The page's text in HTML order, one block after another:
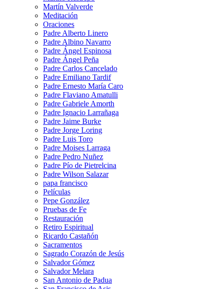
Martín Valverde
Meditación
Oraciones
Padre Alberto Linero
Padre Albino Navarro
Padre Ángel Espinosa
Padre Ángel Peña
Padre Carlos Cancelado
Padre Emiliano Tardif
Padre Ernesto María Caro
Padre Flaviano Amatulli
Padre Gabriele Amorth
Padre Ignacio Larrañaga
Padre Jaime Burke
Padre Jorge Loring
Padre Luis Toro
Padre Moises Larraga
Padre Pedro Nuñez
Padre Pío de Pietrelcina
Padre Wilson Salazar
papa francisco
Películas
Pepe González
Pruebas de Fe
Restauración
Retiro Espiritual
Ricardo Castañón
Sacramentos
Sagrado Corazón de Jesús
Salvador Gómez
Salvador Melara
San Antonio de Padua